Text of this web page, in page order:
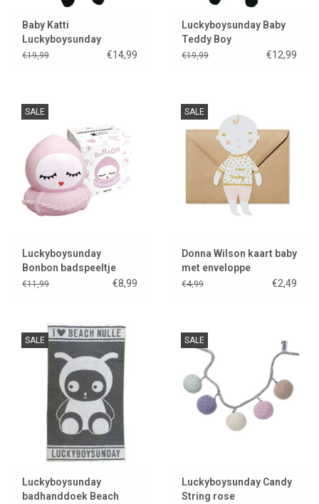
Baby Katti
Luckyboysunday
€19,99 €14,99
Luckyboysunday Baby
Teddy Boy
€19,99 €12,99
SALE
Luckyboysunday
Bonbon badspeeltje
€11,99 €8,99
SALE
Donna Wilson kaart baby
met enveloppe
€4,99 €2,49
SALE
Luckyboysunday
badhanddoek Beach
SALE
Luckyboysunday Candy
String rose